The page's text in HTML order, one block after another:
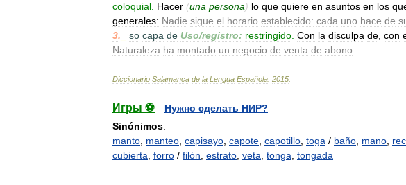
coloquial Hacer (una persona) lo que quiere en asuntos en los
generales: Nadie sigue el horario establecido: cada uno hace de
3. so capa de Uso/registro: restringido Con la disculpa de con
Naturaleza ha montado un negocio de venta de abono
Diccionario Salamanca de la Lengua Española 2015
Игры ⚽
Нужно сделать НИР?
Sinónimos:
manto manteo capisayo capote capotillo toga / baño mano
cubierta forro / filón estrato veta tonga tongada